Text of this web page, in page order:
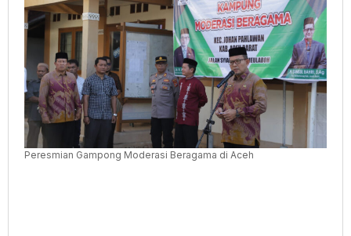
Peresmian Gampong Moderasi Beragama di Aceh